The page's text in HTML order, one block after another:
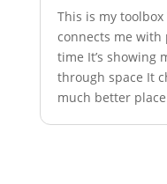
This is my toolbox
connects me with
time It’s showing
through space It
much better